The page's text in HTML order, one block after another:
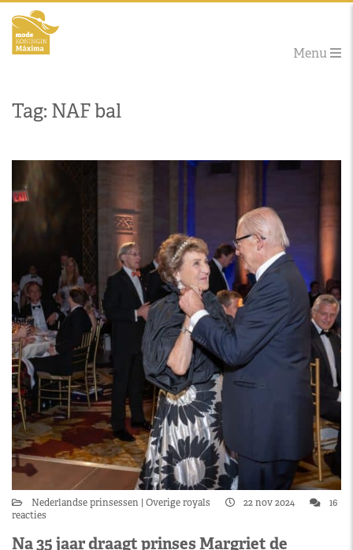
Menu
Tag: NAF bal
Nederlandse prinsessen Overige royals 22 nov 2024
16
reacties
Na 35 jaar draagt prinses Margriet de